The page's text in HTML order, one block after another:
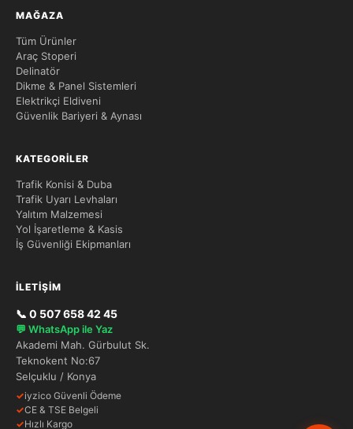
MAĞAZA
Tüm Ürünler
Araç Stoperi
Delinatör
Dikme & Panel Sistemleri
Elektrikçi Eldiveni
Güvenlik Bariyeri & Aynası
KATEGORILER
Trafik Konisi & Duba
Trafik Uyarı Levhaları
Yalıtım Malzemesi
Yol İşaretleme & Kasis
İş Güvenliği Ekipmanları
İLETIŞIM
📞 0 507 658 42 45
💬 WhatsApp ile Yaz
Akademi Mah. Gürbulut Sk.
Teknokent No:67
Selçuklu / Konya
✓iyzico Güvenli Ödeme
✓CE & TSE Belgeli
✓Hızlı Kargo